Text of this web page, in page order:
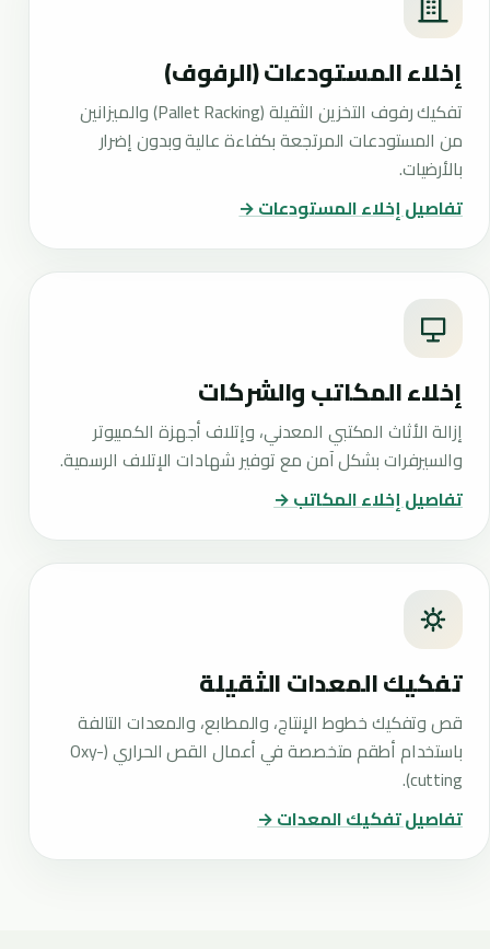
إخلاء المستودعات (الرفوف)
تفكيك رفوف التخزين الثقيلة (Pallet Racking) والميزانين
من المستودعات المرتجعة بكفاءة عالية وبدون إضرار
بالأرضيات.
تفاصيل إخلاء المستودعات →
إخلاء المكاتب والشركات
إزالة الأثاث المكتبي المعدني، وإتلاف أجهزة الكمبيوتر
والسيرفرات بشكل آمن مع توفير شهادات الإتلاف الرسمية.
تفاصيل إخلاء المكاتب →
تفكيك المعدات الثقيلة
قص وتفكيك خطوط الإنتاج، والمطابع، والمعدات التالفة
باستخدام أطقم متخصصة في أعمال القص الحراري (Oxy-
cutting).
تفاصيل تفكيك المعدات →